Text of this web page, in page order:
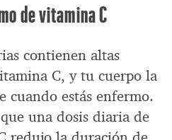
de vitamina C
contienen altas
C, y tu cuerpo la
cuando estás enfermo.
una dosis diaria de